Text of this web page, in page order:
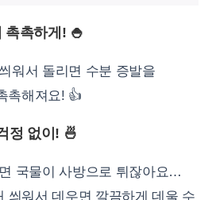
촉촉하게! 🍚
워서 돌리면 수분 증발을
촉해져요! 👍
정 없이! 🍜
국물이 사방으로 튀잖아요…
씌워서 데우면 깔끔하게 데울 수